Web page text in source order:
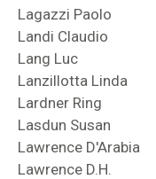
Lagazzi Paolo
Landi Claudio
Lang Luc
Lanzillotta Linda
Lardner Ring
Lasdun Susan
Lawrence D'Arabia
Lawrence D.H.